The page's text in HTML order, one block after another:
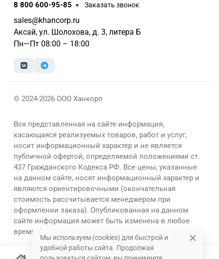
8 800 600-95-85 Заказать звонок
sales@khancorp.ru
Аксай, ул. Шолохова, д. 3, литера Б
Пн—Пт 08:00 – 18:00
© 2024-2026 ООО Ханкорп
Вся представленная на сайте информация,
касающаяся реализуемых товаров, работ и услуг,
носит информационный характер и не является
публичной офертой, определяемой положениями ст.
437 Гражданского Кодекса РФ. Все цены, указанные
на данном сайте, носят информационный характер и
являются ориентировочными (окончательная
стоимость рассчитывается менеджером при
оформлении заказа). Опубликованная на данном
сайте информация может быть изменена в любое
время без предварительного уведомления.
Мы используем (cookies) для быстрой и
удобной работы сайта. Продолжая